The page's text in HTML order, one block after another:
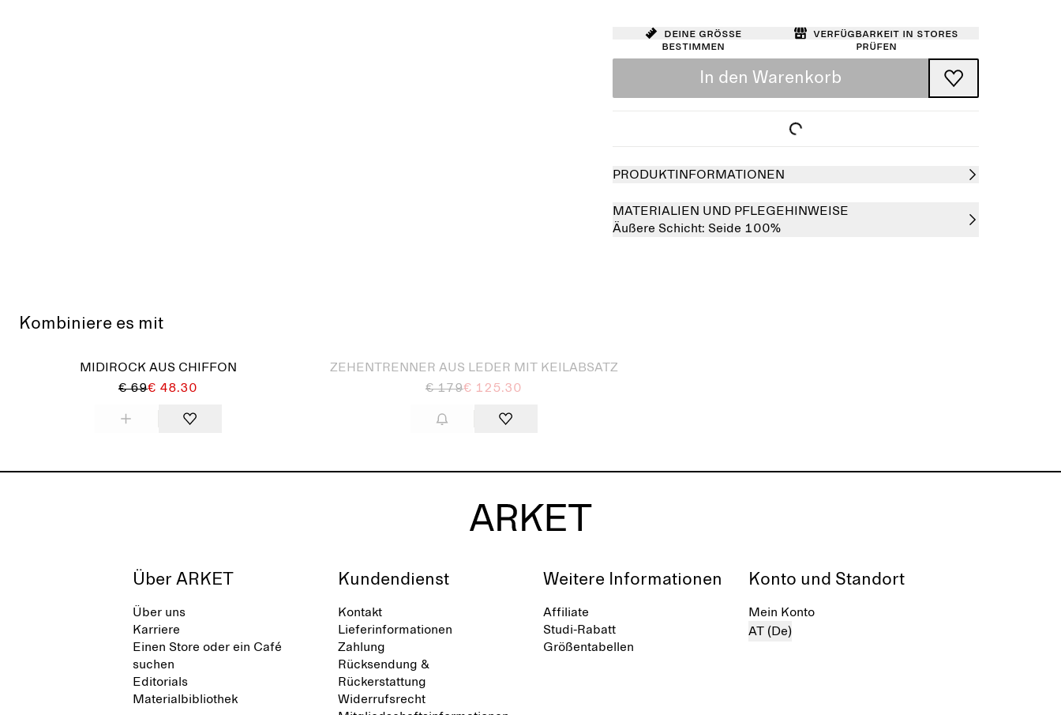
Deine Größe
bestimmen
Verfügbarkeit in Stores
prüfen
In den Warenkorb
PRODUKTINFORMATIONEN
MATERIALIEN UND PFLEGEHINWEISE
Äußere Schicht: Seide 100%
Kombiniere es mit
MIDIROCK AUS CHIFFON
€ 69€ 48.30
ZEHENTRENNER AUS LEDER MIT KEILABSATZ
€ 179€ 125.30
Über ARKET
Über uns
Karriere
Einen Store oder ein Café
suchen
Editorials
Materialbibliothek
Kundendienst
Kontakt
Lieferinformationen
Zahlung
Rücksendung &
Rückerstattung
Widerrufsrecht
Weitere Informationen
Affiliate
Studi-Rabatt
Größentabellen
Konto und Standort
Mein Konto
AT (De)